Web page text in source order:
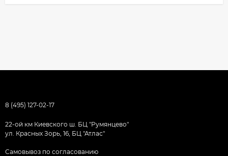
8 (495) 127-02-17
22-ой км Киевского ш. БЦ "Румянцево"
ул. Красных Зорь, 16, БЦ "Атлас"
Самовывоз по согласованию